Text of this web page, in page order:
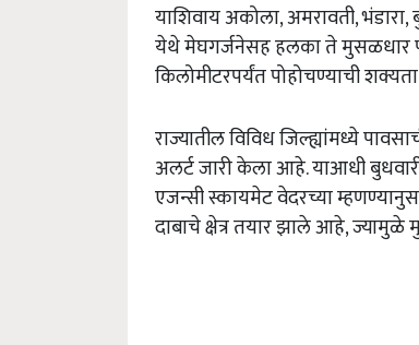
याशिवाय अकोला, अमरावती, भंडारा,
येथे मेघगर्जनेसह हलका ते मुसळधार
किलोमीटरपर्यंत पोहोचण्याची
राज्यातील विविध जिल्ह्यांमध्ये
अलर्ट जारी केला आहे. याआधी
एजन्सी स्कायमेट वेदरच्या
दाबाचे क्षेत्र तयार झाले आहे,